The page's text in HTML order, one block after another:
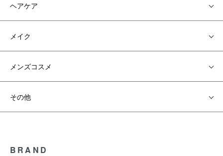
ヘアケア
メイク
メンズコスメ
その他
BRAND